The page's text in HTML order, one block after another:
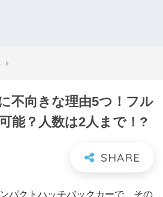
不向きな理由5つ！フル
能？人数は2人まで！?
パクトハッチバックカーで、その